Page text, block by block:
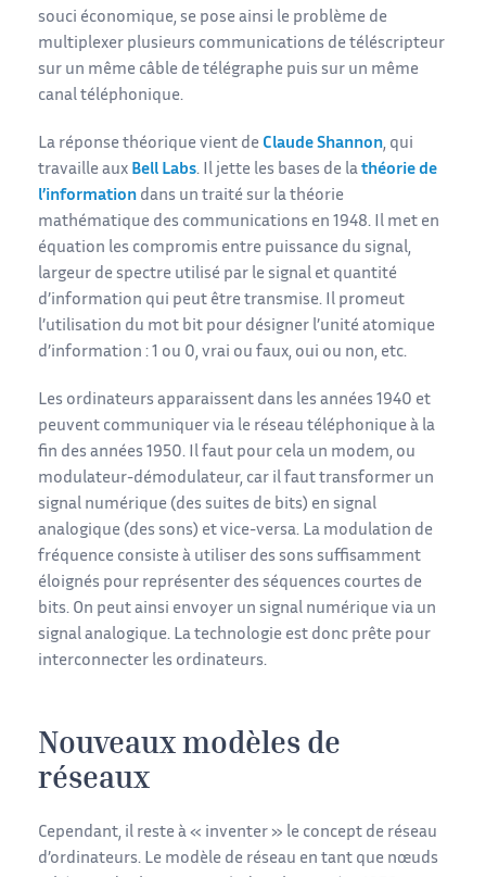
souci économique, se pose ainsi le problème de
multiplexer plusieurs communications de téléscripteur
sur un même câble de télégraphe puis sur un même
canal téléphonique.
La réponse théorique vient de Claude Shannon, qui
travaille aux Bell Labs. Il jette les bases de la théorie de
l’information dans un traité sur la théorie
mathématique des communications en 1948. Il met en
équation les compromis entre puissance du signal,
largeur de spectre utilisé par le signal et quantité
d’information qui peut être transmise. Il promeut
l’utilisation du mot bit pour désigner l’unité atomique
d’information : 1 ou 0, vrai ou faux, oui ou non, etc.
Les ordinateurs apparaissent dans les années 1940 et
peuvent communiquer via le réseau téléphonique à la
fin des années 1950. Il faut pour cela un modem, ou
modulateur-démodulateur, car il faut transformer un
signal numérique (des suites de bits) en signal
analogique (des sons) et vice-versa. La modulation de
fréquence consiste à utiliser des sons suffisamment
éloignés pour représenter des séquences courtes de
bits. On peut ainsi envoyer un signal numérique via un
signal analogique. La technologie est donc prête pour
interconnecter les ordinateurs.
Nouveaux modèles de
réseaux
Cependant, il reste à « inventer » le concept de réseau
d’ordinateurs. Le modèle de réseau en tant que nœuds